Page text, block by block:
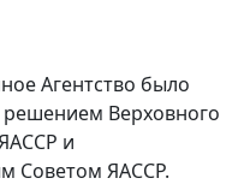
Агентство было
решением Верховного
и
Советом ЯАССР.